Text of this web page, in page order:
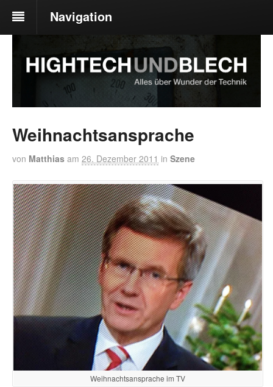
Navigation
Weihnachtsansprache
von Matthias am 26. Dezember 2011 in Szene
Weihnachtsansprache im TV